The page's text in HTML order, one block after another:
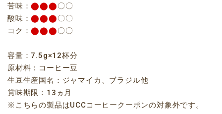
苦味：⬤⬤⬤〇〇
酸味：⬤⬤⬤〇〇
コク：⬤⬤⬤〇〇
容量：7.5g×12杯分
原材料：コーヒー豆
生豆生産国名：ジャマイカ、ブラジル他
賞味期限：13ヵ月
※こちらの製品はUCCコーヒークーポンの対象外です。